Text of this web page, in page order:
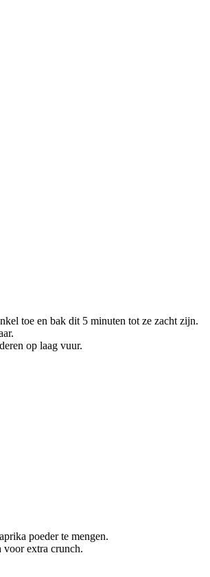
toe en bak dit 5 minuten tot ze zacht zijn.
op laag vuur.
poeder te mengen.
voor extra crunch.